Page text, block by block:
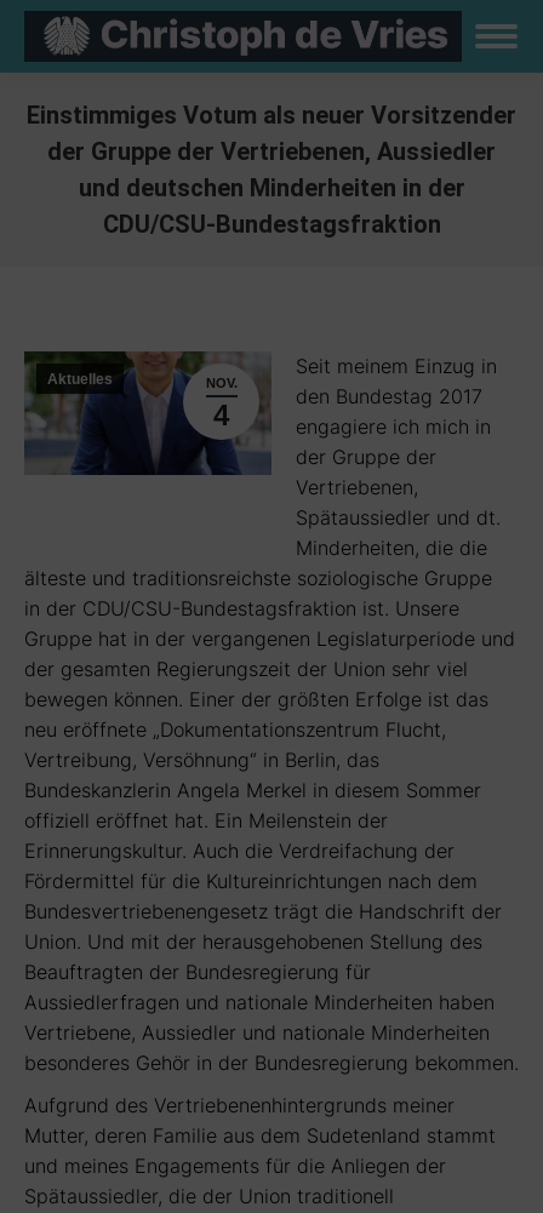
Einstimmiges Votum als neuer Vorsitzender
der Gruppe der Vertriebenen, Aussiedler
und deutschen Minderheiten in der
CDU/CSU-Bundestagsfraktion
NOV.
4
Aktuelles
Seit meinem Einzug in
den Bundestag 2017
engagiere ich mich in
der Gruppe der
Vertriebenen,
Spätaussiedler und dt.
Minderheiten, die die
älteste und traditionsreichste soziologische Gruppe
in der CDU/CSU-Bundestagsfraktion ist. Unsere
Gruppe hat in der vergangenen Legislaturperiode und
der gesamten Regierungszeit der Union sehr viel
bewegen können. Einer der größten Erfolge ist das
neu eröffnete „Dokumentationszentrum Flucht,
Vertreibung, Versöhnung“ in Berlin, das
Bundeskanzlerin Angela Merkel in diesem Sommer
offiziell eröffnet hat. Ein Meilenstein der
Erinnerungskultur. Auch die Verdreifachung der
Fördermittel für die Kultureinrichtungen nach dem
Bundesvertriebenengesetz trägt die Handschrift der
Union. Und mit der herausgehobenen Stellung des
Beauftragten der Bundesregierung für
Aussiedlerfragen und nationale Minderheiten haben
Vertriebene, Aussiedler und nationale Minderheiten
besonderes Gehör in der Bundesregierung bekommen.
Aufgrund des Vertriebenenhintergrunds meiner
Mutter, deren Familie aus dem Sudetenland stammt
und meines Engagements für die Anliegen der
Spätaussiedler, die der Union traditionell